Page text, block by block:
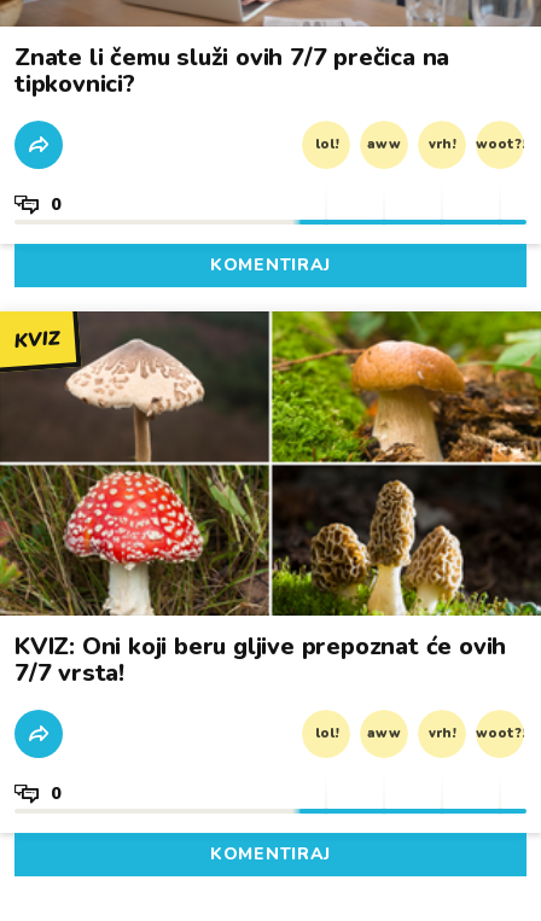
Znate li čemu služi ovih 7/7 prečica na
tipkovnici?
lol! aww vrh! woot?!
0
KOMENTIRAJ
KVIZ
KVIZ: Oni koji beru gljive prepoznat će ovih
7/7 vrsta!
lol! aww vrh! woot?!
0
KOMENTIRAJ